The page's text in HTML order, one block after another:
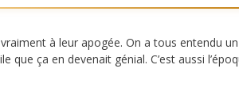
à leur apogée. On a tous entendu
que ça en devenait génial. C’est aussi